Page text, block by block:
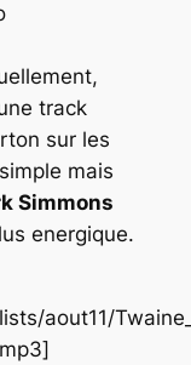
track
sur les
mais
Simmons
energique.
aout11/